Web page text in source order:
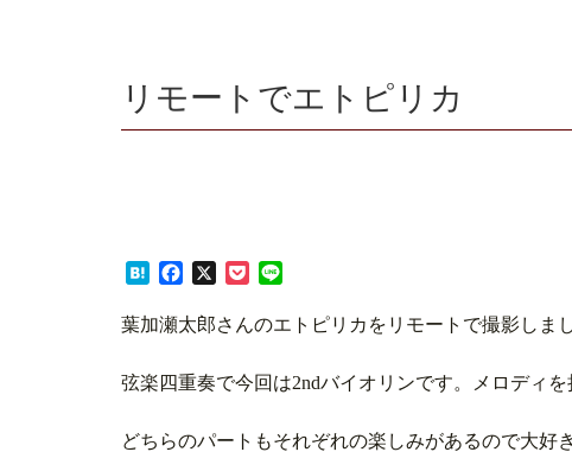
リモートでエトピリカ
HatenaFacebook
X Pocket
葉加瀬太郎さんのエトピリカをリモートで撮影しま
弦楽四重奏で今回は2ndバイオリンです。メロディ
どちらのパートもそれぞれの楽しみがあるので大好